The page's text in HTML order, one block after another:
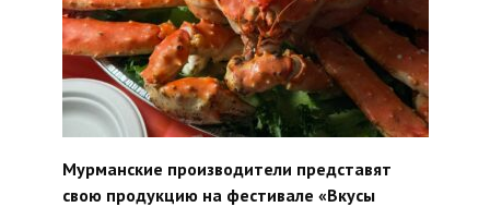
Мурманские производители представят
свою продукцию на фестивале «Вкусы